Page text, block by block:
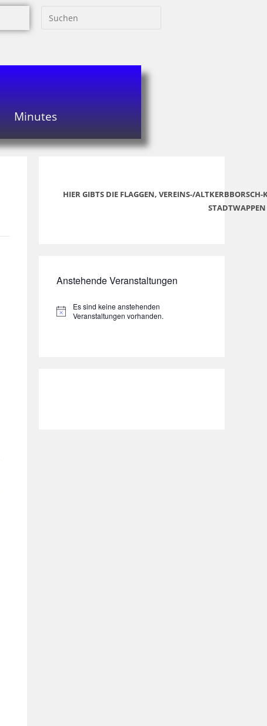
Minutes
HIER GIBTS DIE FLAGGEN, VEREINS-/
STADTWAPPEN
Anstehende Veranstaltungen
H
Es sind keine anstehenden
Veranstaltungen vorhanden.